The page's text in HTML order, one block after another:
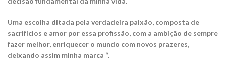
Uma escolha ditada pela verdadeira paixão, composta de
sacrifícios e amor por essa profissão, com a ambição de sempre
fazer melhor, enriquecer o mundo com novos prazeres,
deixando assim minha marca “.